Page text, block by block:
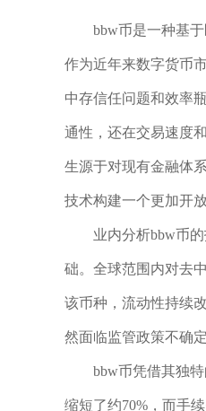
bbw币是一种基
作为近年来数字货币
中存信任问题和效率
通性，还在交易速度
生源于对现有金融体
技术构建一个更加开
业内分析bbw币
础。全球范围内对去
该币种，流动性持续
然面临监管政策不确
bbw币凭借其独
缩短了约70%，而手